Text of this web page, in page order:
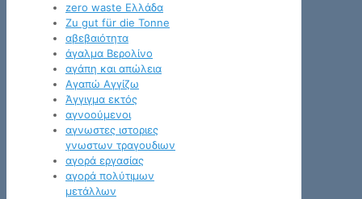
zero waste Ελλάδα
Zu gut für die Tonne
αβεβαιότητα
άγαλμα Βερολίνο
αγάπη και απώλεια
Αγαπώ Αγγίζω
Άγγιγμα εκτός
αγνοούμενοι
αγνωστες ιστοριες
γνωστων τραγουδιων
αγορά εργασίας
αγορά πολύτιμων
μετάλλων